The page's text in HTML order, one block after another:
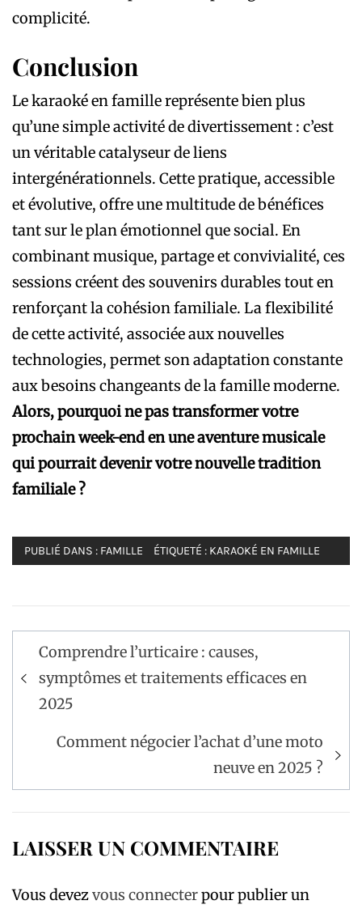
complicité.
Conclusion
Le karaoké en famille représente bien plus
qu’une simple activité de divertissement : c’est
un véritable catalyseur de liens
intergénérationnels. Cette pratique, accessible
et évolutive, offre une multitude de bénéfices
tant sur le plan émotionnel que social. En
combinant musique, partage et convivialité, ces
sessions créent des souvenirs durables tout en
renforçant la cohésion familiale. La flexibilité
de cette activité, associée aux nouvelles
technologies, permet son adaptation constante
aux besoins changeants de la famille moderne.
Alors, pourquoi ne pas transformer votre
prochain week-end en une aventure musicale
qui pourrait devenir votre nouvelle tradition
familiale ?
PUBLIÉ DANS : FAMILLE ÉTIQUETÉ : KARAOKÉ EN FAMILLE
Navigation
de
l’article
Comprendre l’urticaire : causes,
symptômes et traitements efficaces en
2025
Comment négocier l’achat d’une moto
neuve en 2025 ?
LAISSER UN COMMENTAIRE
Vous devezvous connecterpour publier un